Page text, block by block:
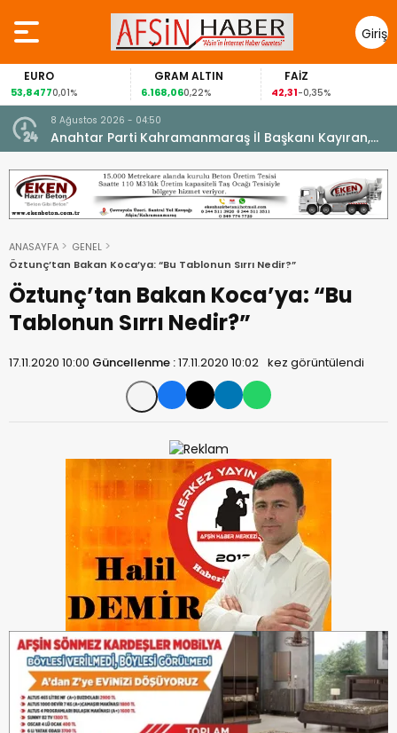
Giriş
Yap
EURO
53,84770,01%
GRAM ALTIN
6.168,060,22%
FAİZ
42,31-0,35%
8 Ağustos 2026 - 04:50
Anahtar Parti Kahramanmaraş İl Başkanı Kayıran,
Afşin Teşkilatı ile buluştu.
ANASAYFA
GENEL
Öztunç’tan Bakan Koca’ya: “Bu Tablonun Sırrı Nedir?”
Öztunç’tan Bakan Koca’ya: “Bu
Tablonun Sırrı Nedir?”
17.11.2020 10:00 Güncellenme :17.11.2020 10:02 kez görüntülendi